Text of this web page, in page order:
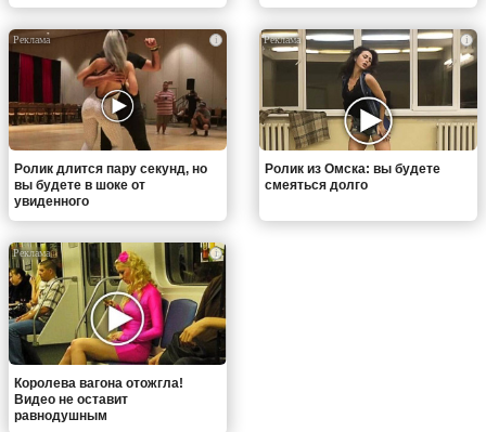
i
Ролик длится пару секунд, но
вы будете в шоке от
увиденного
i
Ролик из Омска: вы будете
смеяться долго
i
Королева вагона отожгла!
Видео не оставит
равнодушным